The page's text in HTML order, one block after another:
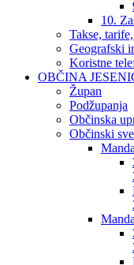
10.
Takse,
Geografski
Koristne
OBČINA
Župan
Podžupanja
Občinska
Občinski